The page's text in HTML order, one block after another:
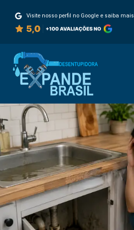
Visite nosso perfil no Google e saiba mais